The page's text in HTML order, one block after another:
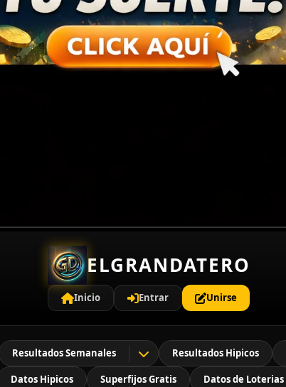
ELGRANDATERO
Inicio Entrar Unirse
Resultados Semanales Resultados Hipicos
Datos Hipicos Superfijos Gratis Datos de Loterias